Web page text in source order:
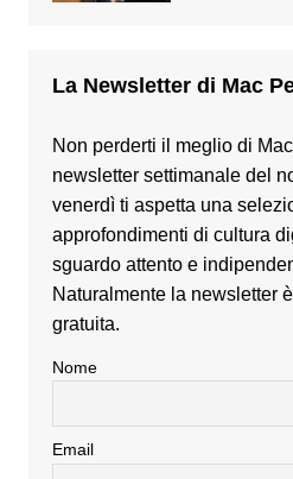
La Newsletter di Mac
Non perderti il meglio di
newsletter settimanale del
venerdì ti aspetta una
approfondimenti di cultura
sguardo attento e
Naturalmente la newsletter
gratuita.
Nome
Email